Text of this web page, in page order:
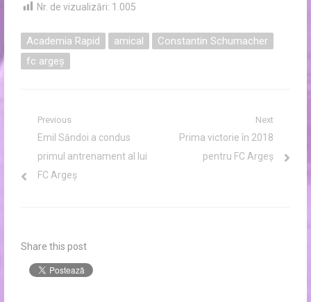
Nr. de vizualizări: 1.005
Academia Rapid amical
Constantin Schumacher
fc argeș
Navigare
articole
Previous
Previous
post:
Emil Săndoi a condus
primul antrenament al lui
FC Argeș
Next
Next
Prima victorie în 2018
pentru FC Argeș
Share this post